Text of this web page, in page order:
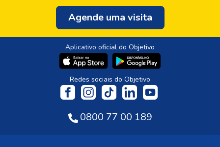
Agende uma visita
Aplicativo oficial do Objetivo
Redes sociais do Objetivo
0800 77 00 189